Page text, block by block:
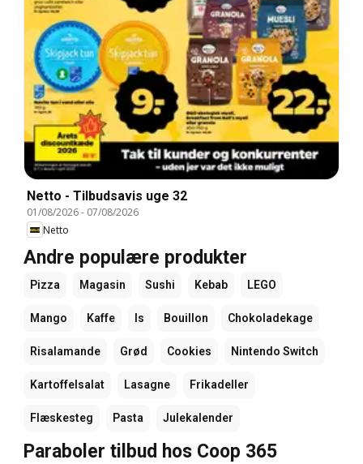
Netto - Tilbudsavis uge 32
01/08/2026- 07/08/2026
Netto
Andre populære produkter
Pizza Magasin Sushi Kebab LEGO
Mango Kaffe Is Bouillon Chokoladekage
Risalamande Grød Cookies Nintendo Switch
Kartoffelsalat Lasagne Frikadeller
Flæskesteg Pasta Julekalender
Paraboler tilbud hos Coop 365